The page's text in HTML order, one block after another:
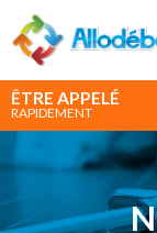
ÊTRE APPELÉ
RAPIDEMENT